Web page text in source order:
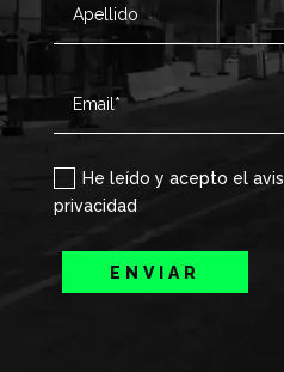
He leído y acepto el
privacidad
ENVIAR